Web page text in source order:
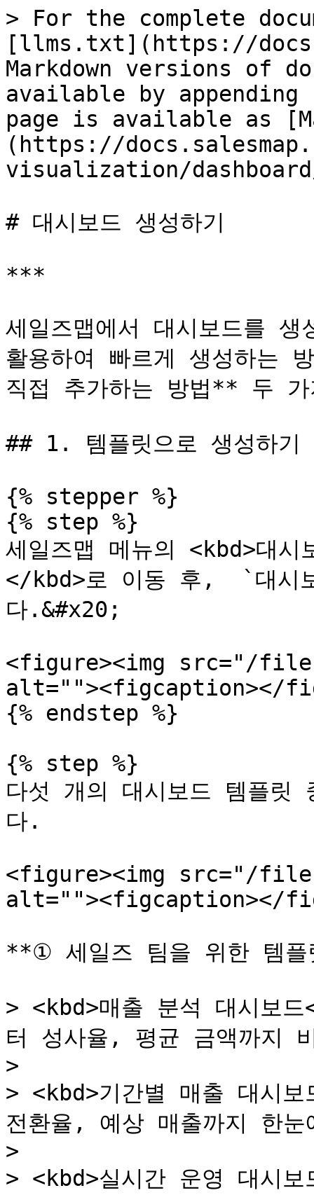
> For the complete
[llms.txt](https://
Markdown versions of
available by
page is available as
(https://
visualization/
# 대시보드 생성하기
***
세일즈맵에서 대시보드를
활용하여 빠르게 생성하는
직접 추가하는 방법** 두
## 1. 템플릿으로 생성하기
{% stepper %}
{% step %}
세일즈맵 메뉴의 <kbd>대
</kbd>로 이동 후,  `대시
다.&#x20;
<figure><img src="/files/
alt=""><figcaption></
{% endstep %}
{% step %}
다섯 개의 대시보드 템플릿
다.
<figure><img src="/files/
alt=""><figcaption></
**① 세일즈 팀을 위한 템
> <kbd>매출 분석 대시보
터 성사율, 평균 금액까지
>
> <kbd>기간별 매출 대시
전환율, 예상 매출까지 한
>
> <kbd>실시간 운영 대시